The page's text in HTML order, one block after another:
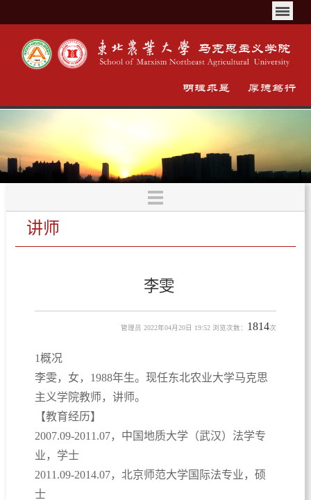
讲师
李雯
管理员 2022年04月20日 19:52 浏览次数： 1814次
1概况
李雯，女，1988年生。现任东北农业大学马克思
主义学院教师，讲师。
【教育经历】
2007.09-2011.07，中国地质大学（武汉）法学专
业，学士
2011.09-2014.07，北京师范大学国际法专业，硕
士